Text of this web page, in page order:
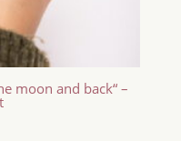
moon and back“ –